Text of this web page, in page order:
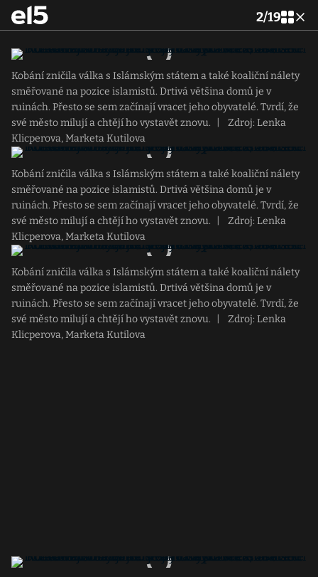
2/19
Kobání zničila válka s Islámským státem a také koaliční nálety
směřované na pozice islamistů. Drtivá většina domů je v
ruinách. Přesto se sem začínají vracet jeho obyvatelé. Tvrdí, že
své město milují a chtějí ho vystavět znovu.
Zdroj: Lenka
Klicperova, Marketa Kutilova
Kobání zničila válka s Islámským státem a také koaliční nálety
směřované na pozice islamistů. Drtivá většina domů je v
ruinách. Přesto se sem začínají vracet jeho obyvatelé. Tvrdí, že
své město milují a chtějí ho vystavět znovu.
Zdroj: Lenka
Klicperova, Marketa Kutilova
Kobání zničila válka s Islámským státem a také koaliční nálety
směřované na pozice islamistů. Drtivá většina domů je v
ruinách. Přesto se sem začínají vracet jeho obyvatelé. Tvrdí, že
své město milují a chtějí ho vystavět znovu.
Zdroj: Lenka
Klicperova, Marketa Kutilova